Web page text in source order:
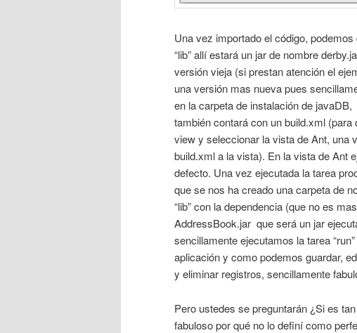
Una vez importado el código,
“lib” allí estará un jar de nombre
versión vieja (si prestan atención el
una versión mas nueva pues
en la carpeta de instalación de
también contará con un build.xml
view y seleccionar la vista de Ant, una
build.xml a la vista). En la vista de Ant
defecto. Una vez ejecutada la tarea
que se nos ha creado una carpeta de
“lib” con la dependencia (que no es
AddressBook.jar que será un jar
sencillamente ejecutamos la tarea
aplicación y como podemos guardar,
y eliminar registros, sencillamente
Pero ustedes se preguntarán ¿Si es tan
fabuloso por qué no lo definí como